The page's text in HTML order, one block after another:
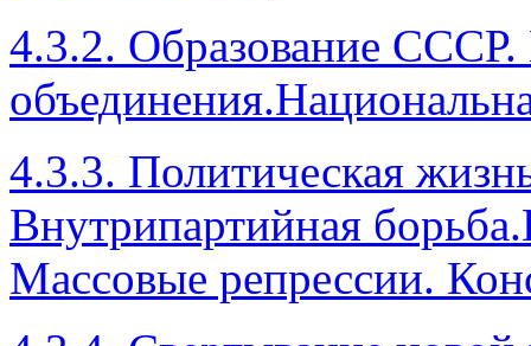
4.3.2. Образование
4.3.3. Политическая
Внутрипартийная
Массовые репрессии.